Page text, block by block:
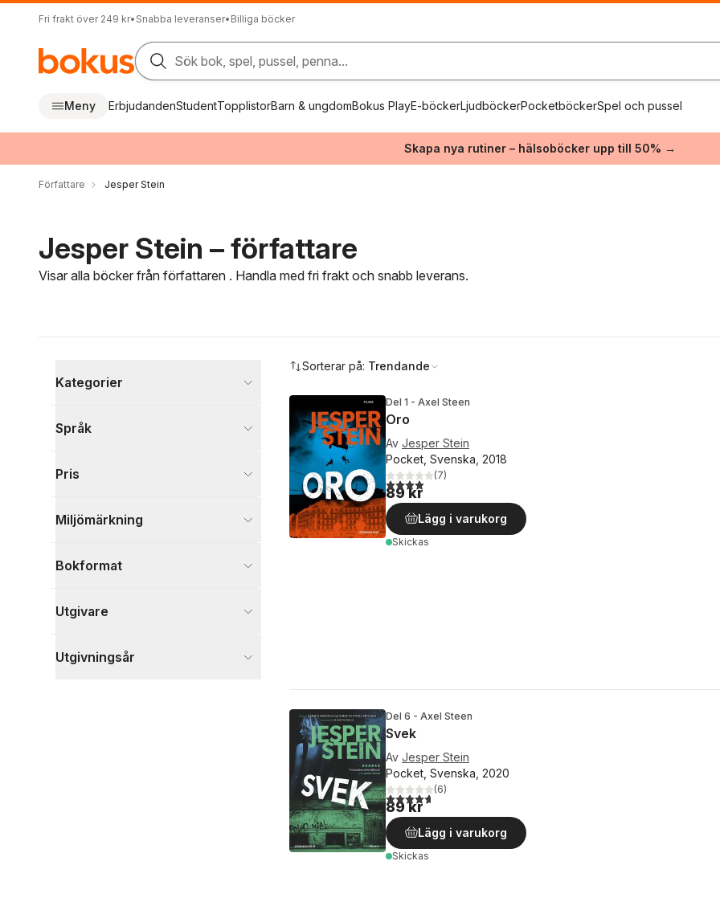
Fri frakt över 249 kr• Snabba leveranser• Billiga böcker
Sök bok, spel, pussel, penna...
Meny ErbjudandenStudentTopplistorBarn & ungdomBokus PlayE-böckerLjudböckerPocketböckerSpel och pussel
Skapa nya rutiner – hälsoböcker upp till 50% →
Författare Jesper Stein
Jesper Stein – författare
Visar alla böcker från författaren . Handla med fri frakt och snabb leverans.
Kategorier
Visa fler
Språk
Pris
Miljömärkning
Bokformat
Utgivare
Utgivningsår
Sorterar på: Trendande
Del 1 - Axel Steen
Oro
Av Jesper Stein
Pocket, Svenska, 2018
3,9utav 5 stjärnor. Totalt antal röster:
(7)
89 kr
Lägg i varukorg
Skickas
Del 6 - Axel Steen
Svek
Av Jesper Stein
Pocket, Svenska, 2020
4,7utav 5 stjärnor. Totalt antal röster:
(6)
89 kr
Lägg i varukorg
Skickas